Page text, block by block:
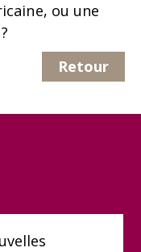
ou une
Retour